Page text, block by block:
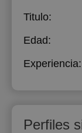
Titulo:
Edad:
Experiencia:
Perfiles